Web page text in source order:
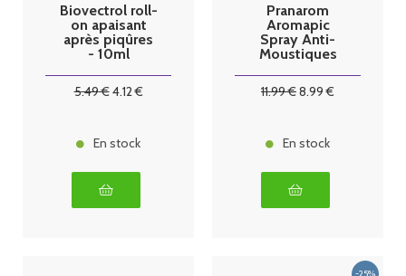
Biovectrol roll-
on apaisant
après piqûres
- 10ml
5.49€4.12€
En stock
Pranarom
Aromapic
Spray Anti-
Moustiques
et Tissus Bio
150ml
11.99€8.99 €
En stock